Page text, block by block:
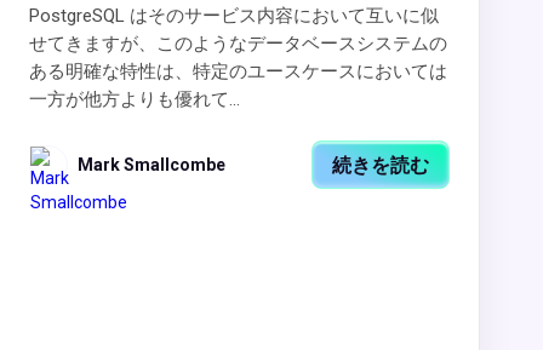
PostgreSQL はそのサービス内容において互いに似
せてきますが、このようなデータベースシステムの
ある明確な特性は、特定のユースケースにおいては
一方が他方よりも優れて...
Mark Smallcombe 続きを読む